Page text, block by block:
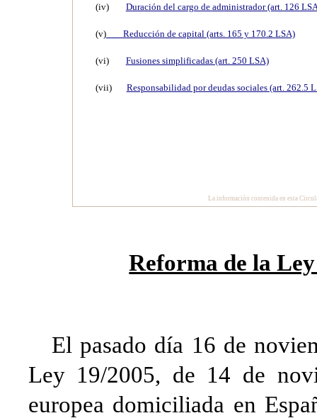
(iv) Duración del cargo de administrador (art. 126
(v)Reducción de capital (arts. 165 y 170.2 LSA)
(vi) Fusiones simplificadas (art. 250 LSA)
(vii) Responsabilidad por deudas sociales (art. 262.5
La información contenida en esta
Reforma de la
El pasado día 16 de
Ley 19/2005, de 14 de
europea domiciliada en